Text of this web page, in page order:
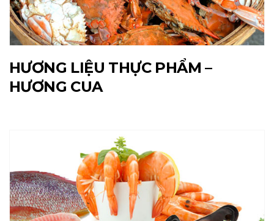
HƯƠNG LIỆU THỰC PHẨM –
HƯƠNG CUA